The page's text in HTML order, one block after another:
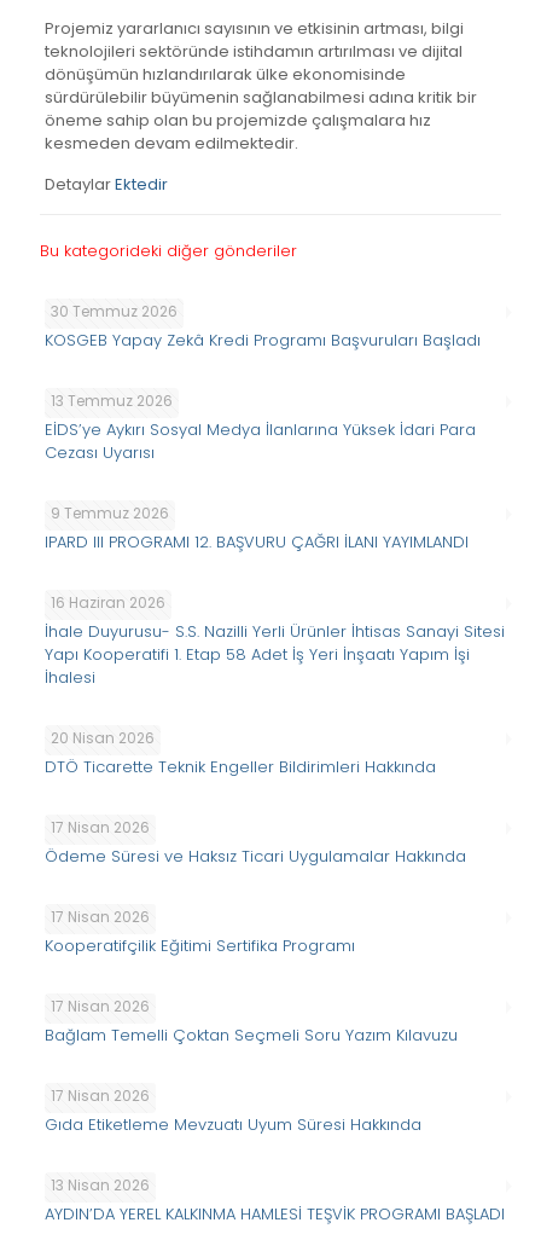
Projemiz yararlanıcı sayısının ve etkisinin artması, bilgi
teknolojileri sektöründe istihdamın artırılması ve dijital
dönüşümün hızlandırılarak ülke ekonomisinde
sürdürülebilir büyümenin sağlanabilmesi adına kritik bir
öneme sahip olan bu projemizde çalışmalara hız
kesmeden devam edilmektedir.
DetaylarEktedir
Bu kategorideki diğer gönderiler
30 Temmuz 2026
KOSGEB Yapay Zekâ Kredi Programı Başvuruları Başladı
13 Temmuz 2026
EİDS’ye Aykırı Sosyal Medya İlanlarına Yüksek İdari Para
Cezası Uyarısı
9 Temmuz 2026
IPARD III PROGRAMI 12. BAŞVURU ÇAĞRI İLANI YAYIMLANDI
16 Haziran 2026
İhale Duyurusu- S.S. Nazilli Yerli Ürünler İhtisas Sanayi Sitesi
Yapı Kooperatifi 1. Etap 58 Adet İş Yeri İnşaatı Yapım İşi
İhalesi
20 Nisan 2026
DTÖ Ticarette Teknik Engeller Bildirimleri Hakkında
17 Nisan 2026
Ödeme Süresi ve Haksız Ticari Uygulamalar Hakkında
17 Nisan 2026
Kooperatifçilik Eğitimi Sertifika Programı
17 Nisan 2026
Bağlam Temelli Çoktan Seçmeli Soru Yazım Kılavuzu
17 Nisan 2026
Gıda Etiketleme Mevzuatı Uyum Süresi Hakkında
13 Nisan 2026
AYDIN’DA YEREL KALKINMA HAMLESİ TEŞVİK PROGRAMI BAŞLADI